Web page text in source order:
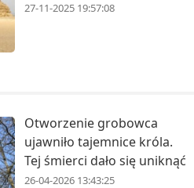
27-11-2025 19:57:08
Otworzenie grobowca
ujawniło tajemnice króla.
Tej śmierci dało się uniknąć
26-04-2026 13:43:25